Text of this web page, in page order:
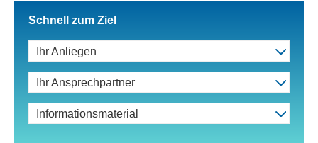
Schnell zum Ziel
Ihr Anliegen
Ihr Ansprechpartner
Informationsmaterial